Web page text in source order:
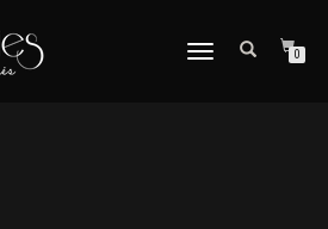
TOGGLE
0